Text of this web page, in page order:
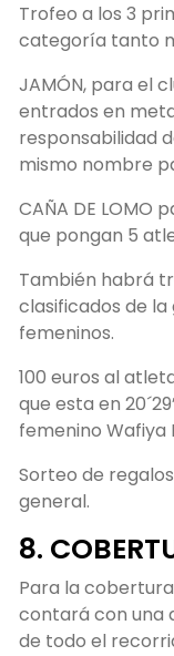
Trofeo a los 3
categoría tanto
JAMÓN, para el
entrados en
responsabilidad
mismo nombre
CAÑA DE LOMO
que pongan 5
También habrá
clasificados de
femeninos.
100 euros al
que esta en
femenino Wafiya
Sorteo de
general.
8.
Para la
contará con una
de todo el